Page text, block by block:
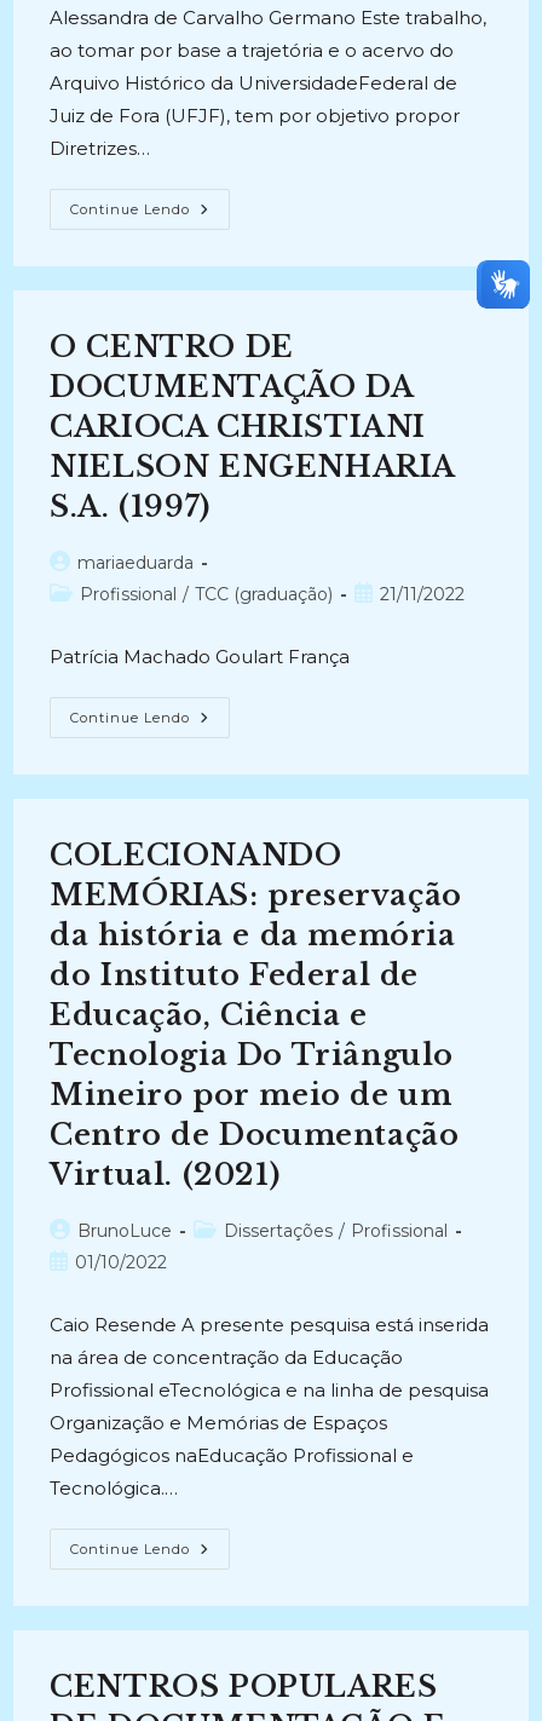
Alessandra de Carvalho Germano Este trabalho,
ao tomar por base a trajetória e o acervo do
Arquivo Histórico da UniversidadeFederal de
Juiz de Fora (UFJF), tem por objetivo propor
Diretrizes…
Continue Lendo DIRETRIZES
PARA
Uma
Política
De
Arquivos
Da
Universidade
Federal
Juiz
De
Fora
(2017)
O CENTRO DE
DOCUMENTAÇÃO DA
CARIOCA CHRISTIANI
NIELSON ENGENHARIA
S.A. (1997)
Autor
do
mariaeduarda
Categoria
Profissional / TCC (graduação)
Post21/11/2022
Patrícia Machado Goulart França
Continue Lendo O
CENTRO
CARIOCA
ENGENHARIA
S.A.
(1997)
COLECIONANDO
MEMÓRIAS: preservação
da história e da memória
do Instituto Federal de
Educação, Ciência e
Tecnologia Do Triângulo
Mineiro por meio de um
Centro de Documentação
Virtual. (2021)
Autor
do
BrunoLuce
Categoria
Dissertações / Profissional
Post01/10/2022
Caio Resende A presente pesquisa está inserida
na área de concentração da Educação
Profissional eTecnológica e na linha de pesquisa
Organização e Memórias de Espaços
Pedagógicos naEducação Profissional e
Tecnológica.…
Continue Lendo COLECIONANDO
MEMÓRIAS:
E
Do
Instituto
CENTROS POPULARES